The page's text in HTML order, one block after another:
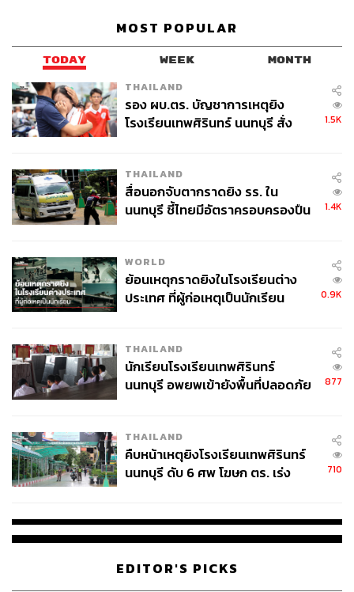
MOST POPULAR
TODAY WEEK MONTH
THAILAND
รอง ผบ.ตร. บัญชาการเหตุยิง
โรงเรียนเทพศิรินทร์ นนทบุรี สั่ง
1.5K
THAILAND
สื่อนอกจับตากราดยิง รร. ใน
นนทบุรี ชี้ไทยมีอัตราครอบครองปืน
1.4K
WORLD
ย้อนเหตุกราดยิงในโรงเรียนต่าง
ประเทศ ที่ผู้ก่อเหตุเป็นนักเรียน
0.9K
THAILAND
นักเรียนโรงเรียนเทพศิรินทร์
นนทบุรี อพยพเข้ายังพื้นที่ปลอดภัย
877
THAILAND
คืบหน้าเหตุยิงโรงเรียนเทพศิรินทร์
นนทบุรี ดับ 6 ศพ โฆษก ตร. เร่ง
710
EDITOR'S PICKS